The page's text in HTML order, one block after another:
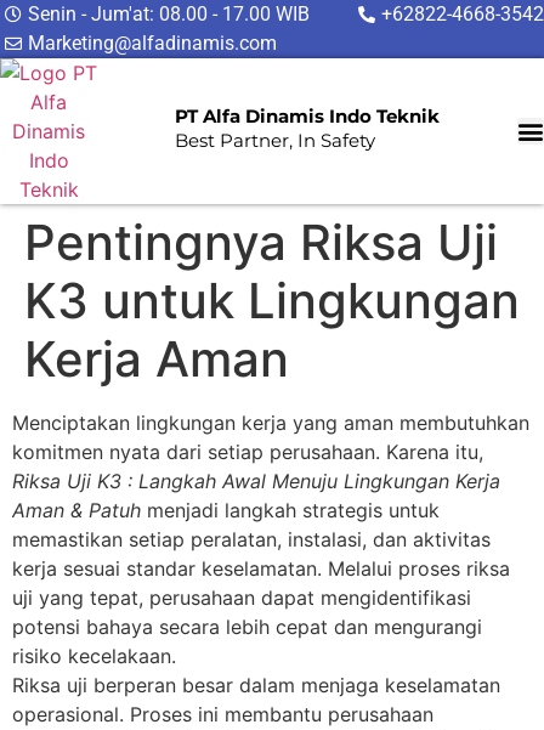
Senin - Jum'at: 08.00 - 17.00 WIB
+62822-4668-3542
Marketing@alfadinamis.com
PT Alfa Dinamis Indo Teknik
Best Partner, In Safety
Pentingnya Riksa Uji
K3 untuk Lingkungan
Kerja Aman
Menciptakan lingkungan kerja yang aman membutuhkan
komitmen nyata dari setiap perusahaan. Karena itu,
Riksa Uji K3 : Langkah Awal Menuju Lingkungan Kerja
Aman & Patuh menjadi langkah strategis untuk
memastikan setiap peralatan, instalasi, dan aktivitas
kerja sesuai standar keselamatan. Melalui proses riksa
uji yang tepat, perusahaan dapat mengidentifikasi
potensi bahaya secara lebih cepat dan mengurangi
risiko kecelakaan.
Riksa uji berperan besar dalam menjaga keselamatan
operasional. Proses ini membantu perusahaan